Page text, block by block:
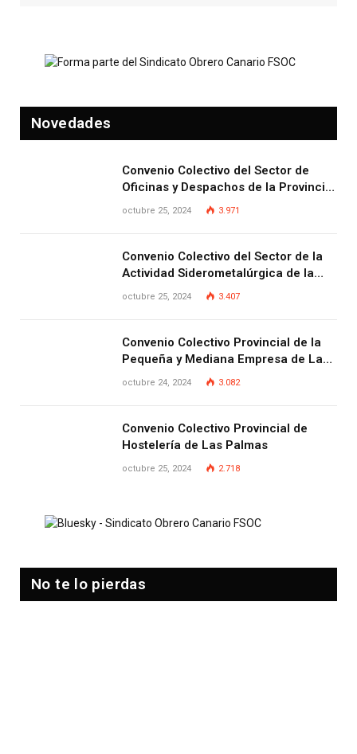
Novedades
Convenio Colectivo del Sector de
Oficinas y Despachos de la Provincia
de Las Palmas
octubre 25, 2024 3.971
Convenio Colectivo del Sector de la
Actividad Siderometalúrgica de la
Provincia de Las Palmas
octubre 25, 2024 3.407
Convenio Colectivo Provincial de la
Pequeña y Mediana Empresa de Las
Palmas.
octubre 24, 2024 3.082
Convenio Colectivo Provincial de
Hostelería de Las Palmas
octubre 25, 2024 2.718
No te lo pierdas